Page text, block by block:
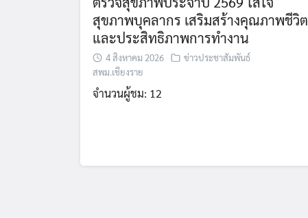
สุขภาพบุคลากร เสริมสร้างคุณภาพชีวิต
และประสิทธิภาพการทำงาน
4 สิงหาคม 2026
ข่าวประชาสัมพันธ์
สพม.เชียงราย
จำนวนผู้ชม: 12